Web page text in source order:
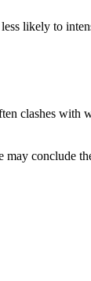
likely to
clashes
conclude